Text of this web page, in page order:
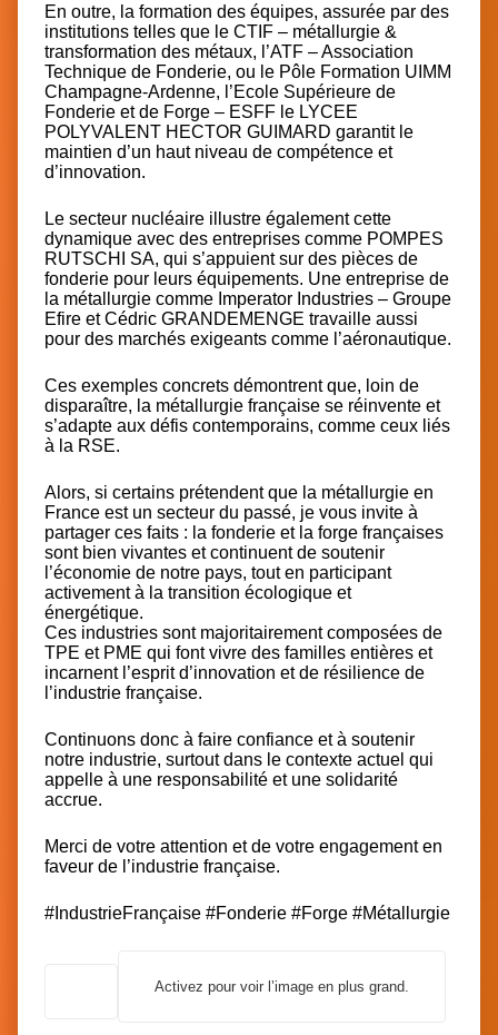
En outre, la formation des équipes, assurée par des
institutions telles que le CTIF – métallurgie &
transformation des métaux, l’ATF – Association
Technique de Fonderie, ou le Pôle Formation UIMM
Champagne-Ardenne, l’Ecole Supérieure de
Fonderie et de Forge – ESFF le LYCEE
POLYVALENT HECTOR GUIMARD garantit le
maintien d’un haut niveau de compétence et
d’innovation.
Le secteur nucléaire illustre également cette
dynamique avec des entreprises comme POMPES
RUTSCHI SA, qui s’appuient sur des pièces de
fonderie pour leurs équipements. Une entreprise de
la métallurgie comme Imperator Industries – Groupe
Efire etCédric GRANDEMENGE travaille aussi
pour des marchés exigeants comme l’aéronautique.
Ces exemples concrets démontrent que, loin de
disparaître, la métallurgie française se réinvente et
s’adapte aux défis contemporains, comme ceux liés
à la RSE.
Alors, si certains prétendent que la métallurgie en
France est un secteur du passé, je vous invite à
partager ces faits : la fonderie et la forge françaises
sont bien vivantes et continuent de soutenir
l’économie de notre pays, tout en participant
activement à la transition écologique et
énergétique.
Ces industries sont majoritairement composées de
TPE et PME qui font vivre des familles entières et
incarnent l’esprit d’innovation et de résilience de
l’industrie française.
Continuons donc à faire confiance et à soutenir
notre industrie, surtout dans le contexte actuel qui
appelle à une responsabilité et une solidarité
accrue.
Merci de votre attention et de votre engagement en
faveur de l’industrie française.
#IndustrieFrançaise #Fonderie #Forge #Métallurgie
Activez pour voir l’image en plus grand.